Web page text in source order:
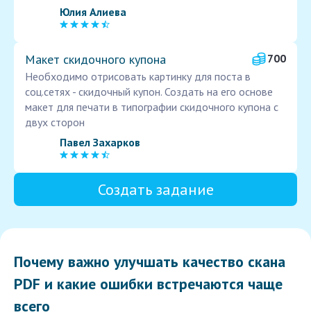
Юлия Алиева
Макет скидочного купона
700
Необходимо отрисовать картинку для поста в
соц.сетях - скидочный купон. Создать на его основе
макет для печати в типографии скидочного купона с
двух сторон
Павел Захарков
Создать задание
Почему важно улучшать качество скана
PDF и какие ошибки встречаются чаще
всего